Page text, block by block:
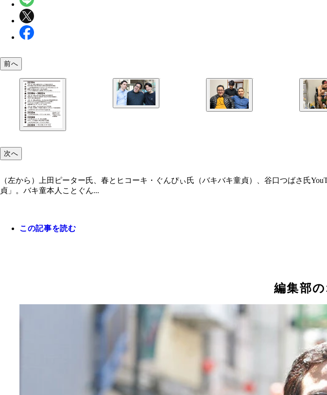
前へ
次へ
（左から）上田ピーター氏、春とヒコーキ・ぐんぴぃ氏（バキバキ童貞）、谷口つばさ氏
貞」。バキ童本人ことぐん...
この記事を読む
編集部